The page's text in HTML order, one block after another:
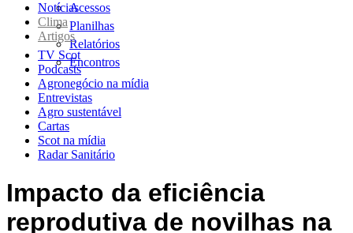
Acessos
Planilhas
Relatórios
Encontros
Notícias
Clima
Artigos
TV Scot
Podcasts
Agronegócio na mídia
Entrevistas
Agro sustentável
Cartas
Scot na mídia
Radar Sanitário
Impacto da eficiência
reprodutiva de novilhas na